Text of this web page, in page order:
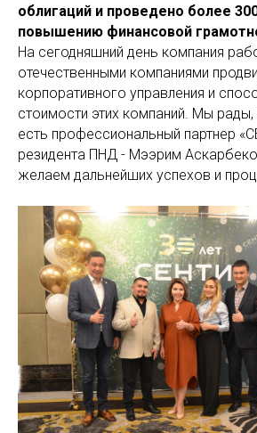
облигаций и проведено более
повышению финансовой
На сегодняшний день компания
отечественными компаниями
корпоративного управления и
стоимости этих компаний. Мы
есть профессиональный партнер
резидента ПНД - Мээрим
желаем дальнейших успехов и